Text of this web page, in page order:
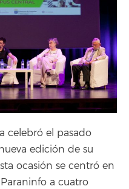
celebró el pasado
edición de su
ocasión se centró en
a cuatro